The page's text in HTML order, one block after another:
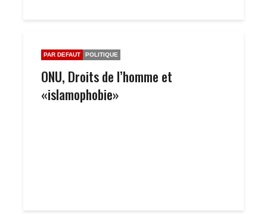
PAR DEFAUT POLITIQUE
ONU, Droits de l’homme et
«islamophobie»